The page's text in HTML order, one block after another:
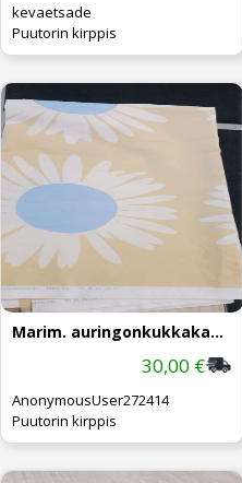
kevaetsade
Puutorin kirppis
Marim. auringonkukkakangas n.140x300cm
30,00 €
AnonymousUser272414
Puutorin kirppis